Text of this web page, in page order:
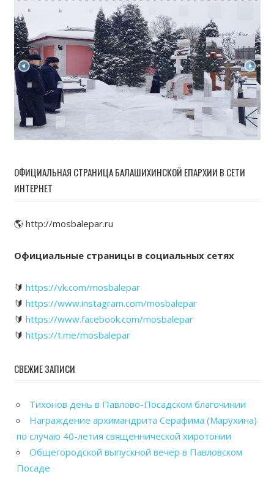
ОФИЦИАЛЬНАЯ СТРАНИЦА БАЛАШИХИНСКОЙ ЕПАРХИИ В СЕТИ
ИНТЕРНЕТ
🌎 http://mosbalepar.ru
Официальные страницы в социальных сетях
🔰 https://vk.com/mosbalepar
🔰 https://www.instagram.com/mosbalepar
🔰 https://www.facebook.com/mosbalepar
🔰 https://t.me/mosbalepar
СВЕЖИЕ ЗАПИСИ
Тихонов день в Павлово-Посадском благочинии
Награждение архимандрита Серафима (Марухина)
по случаю 40-летия священнической хиротонии
Общегородской выпускной вечер в Павловском
Посаде